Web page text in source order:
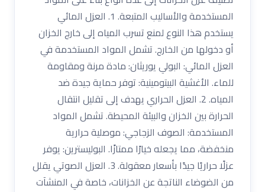
المستخدمة والأساليب المتبعة. 1. العزل المائي
يستخدم هذا النوع لمنع تسرب المياه إلى خارج الخزان
أو دخولها من الخارج. تشمل المواد المستخدمة في
العزل المائي: البولي يوريثان: مادة مرنة ومقاومة
للماء. الأغشية البيتومينية: توفر حماية جيدة ضد
المياه. 2. العزل الحراري يهدف إلى تقليل انتقال
الحرارة بين الخزان والبيئة المحيطة. تشمل المواد
المستخدمة: الصوف الزجاجي: موصلية حرارية
منخفضة، مما يجعله خيارًا ممتازًا. البوليسترين: يوفر
عزلًا حراريًا جيدًا بأسعار معقولة. 3. العزل الصوتي يقلل
من الضوضاء الناتجة عن الخزانات، خاصة في المنشآت